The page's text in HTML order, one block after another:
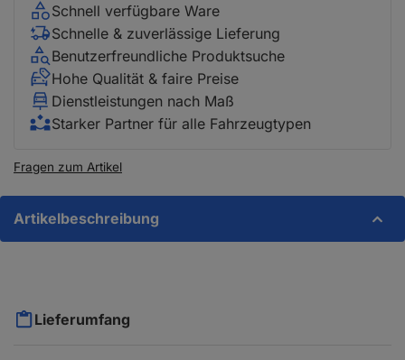
Schnell verfügbare Ware
Schnelle & zuverlässige Lieferung
Benutzerfreundliche Produktsuche
Hohe Qualität & faire Preise
Dienstleistungen nach Maß
Starker Partner für alle Fahrzeugtypen
Fragen zum Artikel
Artikelbeschreibung
Lieferumfang